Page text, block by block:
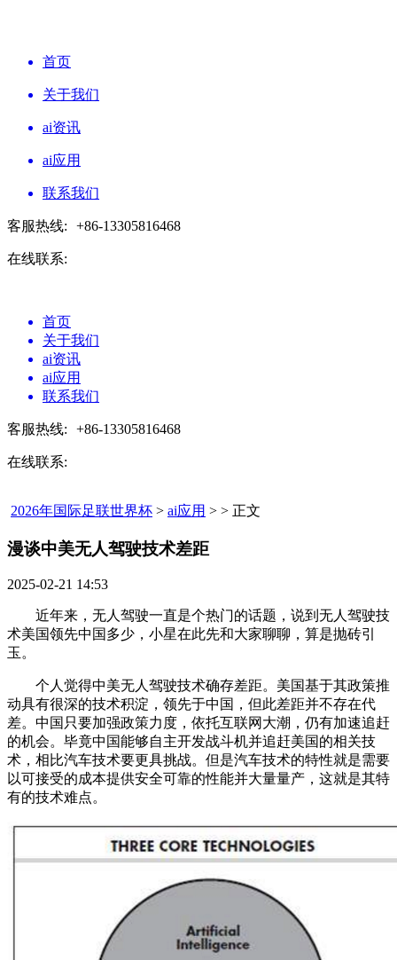
首页
关于我们
ai资讯
ai应用
联系我们
客服热线: +86-13305816468
在线联系:
首页
关于我们
ai资讯
ai应用
联系我们
客服热线: +86-13305816468
在线联系:
2026年国际足联世界杯 > ai应用 > > 正文
漫谈中美无人驾驶技术差距​
2025-02-21 14:53
近年来，无人驾驶一直是个热门的话题，说到无人驾驶技
术美国领先中国多少，小星在此先和大家聊聊，算是抛砖引
玉。
个人觉得中美无人驾驶技术确存差距。美国基于其政策推
动具有很深的技术积淀，领先于中国，但此差距并不存在代
差。中国只要加强政策力度，依托互联网大潮，仍有加速追赶
的机会。毕竟中国能够自主开发战斗机并追赶美国的相关技
术，相比汽车技术要更具挑战。但是汽车技术的特性就是需要
以可接受的成本提供安全可靠的性能并大量量产，这就是其特
有的技术难点。